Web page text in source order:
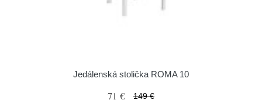
Jedálenská stolička ROMA 10
71 € 149 €